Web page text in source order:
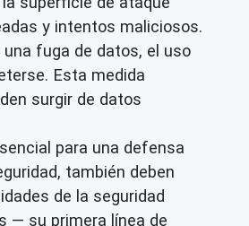
y intentos maliciosos.
fuga de datos, el uso
Esta medida
surgir de datos
para una defensa
también deben
de la seguridad
— su primera línea de